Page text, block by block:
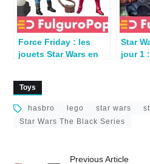
Force Friday : les
jouets Star Wars en
Star
jour 1
Toys
hasbro lego star wars
Star Wars The Black Series
Previous Article